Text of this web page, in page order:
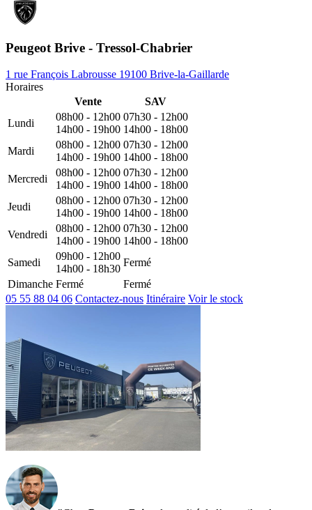
Peugeot Brive - Tressol-Chabrier
1 rue François Labrousse 19100 Brive-la-Gaillarde
Horaires
Vente
SAV
Lundi
08h00 - 12h00
14h00 - 19h00
07h30 - 12h00
14h00 - 18h00
Mardi
08h00 - 12h00
14h00 - 19h00
07h30 - 12h00
14h00 - 18h00
Mercredi
08h00 - 12h00
14h00 - 19h00
07h30 - 12h00
14h00 - 18h00
Jeudi
08h00 - 12h00
14h00 - 19h00
07h30 - 12h00
14h00 - 18h00
Vendredi
08h00 - 12h00
14h00 - 19h00
07h30 - 12h00
14h00 - 18h00
Samedi
09h00 - 12h00
14h00 - 18h30
Fermé
Dimanche Fermé
Fermé
05 55 88 04 06 Contactez-nous Itinéraire Voir le stock